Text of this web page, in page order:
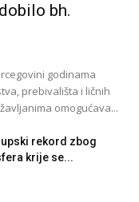
bh.
godinama
prebivališta i ličnih
omogućava...
rekord zbog
krije se...